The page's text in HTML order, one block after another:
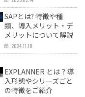
SAPとは? 特徴や種
類、導入メリット・デ
メリットについて解説
2024.11.18
EXPLANNER とは？導
入形態やシリーズごと
の特徴をご紹介